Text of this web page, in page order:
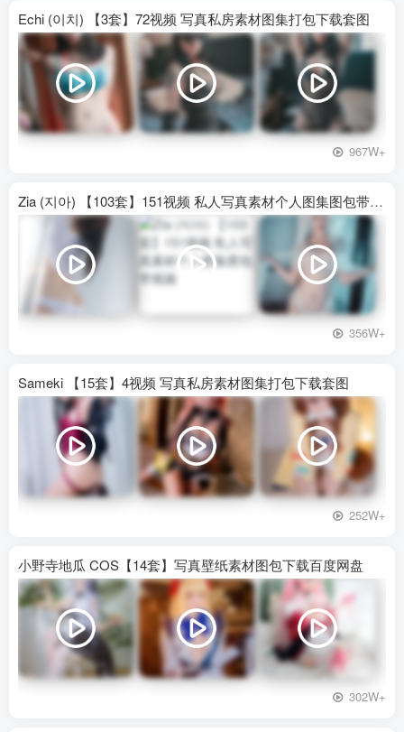
Echi (이치) 【3套】72视频 写真私房素材图集打包下载套图
967W+
Zia (지아) 【103套】151视频 私人写真素材个人图集图包带视频
356W+
Sameki 【15套】4视频 写真私房素材图集打包下载套图
252W+
小野寺地瓜 COS【14套】写真壁纸素材图包下载百度网盘
302W+